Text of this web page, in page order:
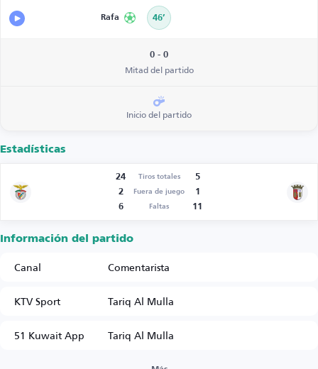
Rafa 46’
0 - 0
Mitad del partido
Inicio del partido
Estadísticas
24 Tiros totales
5
2
Fuera de juego
1
6
Faltas 11
Información del partido
Canal
Comentarista
KTV Sport
Tariq Al Mulla
51 Kuwait App
Tariq Al Mulla